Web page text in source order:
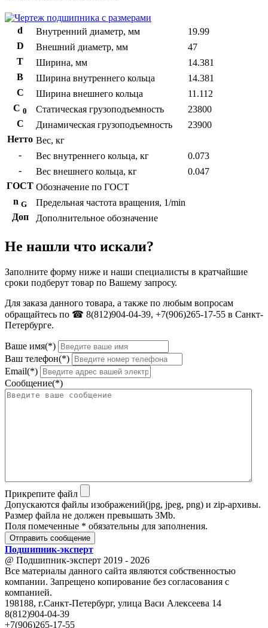
d Внутренний диаметр, мм
19.99
D
Внешний диаметр, мм
47
T
Ширина, мм
14.381
B
Ширина внутреннего кольца
14.381
С
Ширина внешнего кольца
11.112
С 0 Статическая грузоподъемность
23800
C
Динамическая грузоподъемность
23900
Нетто Вес, кг
-
Вес внутреннего кольца, кг
0.073
-
Вес внешнего кольца, кг
0.047
ГОСТ Обозначение по ГОСТ
n G
Предельная частота вращения, 1/min
Доп
Дополнительное обозначение
Не нашли что искали?
Заполните форму ниже и наши специалисты в кратчайшие
сроки подберут товар по Вашему запросу.
Для заказа данного товара, а также по любым вопросам
обращайтесь по ☎ 8(812)904-04-39, +7(906)265-17-55 в Санкт-
Петербурге.
Ваше имя(*)
Ваш телефон(*)
Email(*)
Сообщение(*)
Прикрепите файл
Допускаются файлы изображений(jpg, jpeg, png) и zip-архивы.
Размер файла не должен превышать 3Mb.
Поля помеченные * обязательны для заполнения.
Отправить сообщение
Подшипник-эксперт
@ Подшипник-эксперт 2019 - 2026
Все материалы данного сайта являются собственностью
компании. Запрещено копирование без согласования с
компанией.
198188, г.Санкт-Петербург, улица Васи Алексеева 14
8(812)904-04-39
+7(906)265-17-55